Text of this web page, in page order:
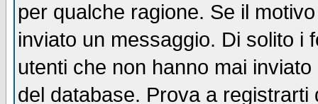
per qualche ragione. Se il
inviato un messaggio. Di solito i
utenti che non hanno mai
del database. Prova a